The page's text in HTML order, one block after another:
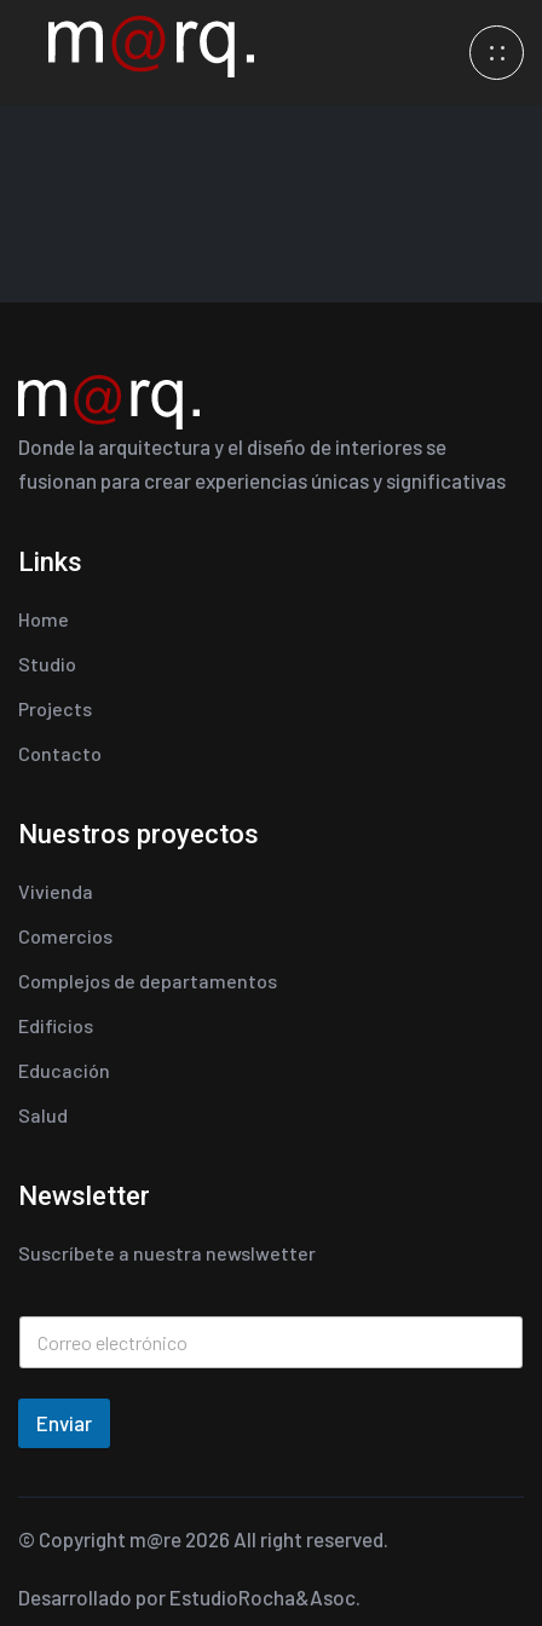
Donde la arquitectura y el diseño de interiores se
fusionan para crear experiencias únicas y significativas
Links
Home
Studio
Projects
Contacto
Nuestros proyectos
Vivienda
Comercios
Complejos de departamentos
Edificios
Educación
Salud
Newsletter
Suscríbete a nuestra newslwetter
Enviar
© Copyright m@re 2026 All right reserved.
Desarrollado por EstudioRocha&Asoc.